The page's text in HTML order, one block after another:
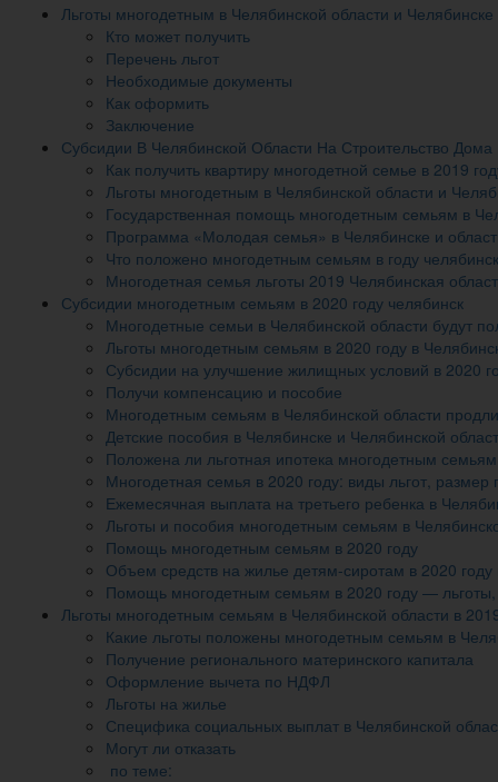
Льготы многодетным в Челябинской области и Челябинске
Кто может получить
Перечень льгот
Необходимые документы
Как оформить
Заключение
Субсидии В Челябинской Области На Строительство
Как получить квартиру многодетной семье в 2019
Льготы многодетным в Челябинской области и
Государственная помощь многодетным семьям в
Программа «Молодая семья» в Челябинске и
Что положено многодетным семьям в году
Многодетная семья льготы 2019 Челябинская
Субсидии многодетным семьям в 2020 году челябинск
Многодетные семьи в Челябинской области будут
Льготы многодетным семьям в 2020 году в
Субсидии на улучшение жилищных условий в 2020
Получи компенсацию и пособие
Многодетным семьям в Челябинской области
Детские пособия в Челябинске и Челябинской
Положена ли льготная ипотека многодетным
Многодетная семья в 2020 году: виды льгот, размер
Ежемесячная выплата на третьего ребенка в
Льготы и пособия многодетным семьям в
Помощь многодетным семьям в 2020 году
Объем средств на жилье детям-сиротам в 2020
Помощь многодетным семьям в 2020 году —
Льготы многодетным семьям в Челябинской области в
Какие льготы положены многодетным семьям в
Получение регионального материнского капитала
Оформление вычета по НДФЛ
Льготы на жилье
Специфика социальных выплат в Челябинской
Могут ли отказать
по теме: